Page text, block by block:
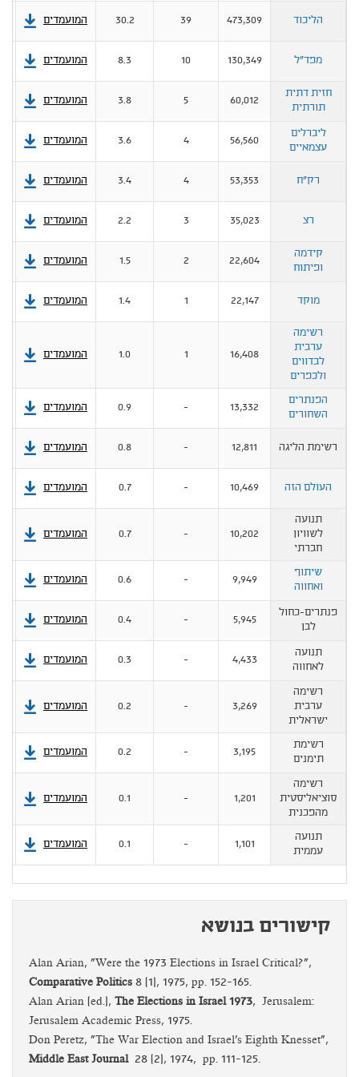
הליכוד 473,309
39
30.2 המועמדים
מפד"ל 130,349
10
8.3 המועמדים
חזית דתית
תורתית
60,012
5
3.8 המועמדים
ליברלים
עצמאיים
56,560
4
3.6 המועמדים
רק"ח 53,353
4
3.4 המועמדים
רצ 35,023
3
2.2 המועמדים
קידמה
ופיתוח
22,604
2
1.5 המועמדים
מוקד 22,147
1
1.4 המועמדים
רשימה
ערבית
לבדווים
ולכפרים
16,408
1
1.0 המועמדים
הפנתרים
השחורים
13,332
-
0.9 המועמדים
רשימת הליגה 12,811
-
0.8 המועמדים
העולם הזה 10,469
-
0.7 המועמדים
תנועה
לשוויון
חברתי
10,202
-
0.7 המועמדים
שיתוף
ואחווה
9,949
-
0.6 המועמדים
פנתרים-כחול
לבן
5,945
-
0.4 המועמדים
תנועה
לאחווה
4,433
-
0.3 המועמדים
רשימה
ערבית
ישראלית
3,269
-
0.2 המועמדים
רשימת
תימנים
3,195
-
0.2 המועמדים
רשימה
סוציאליסטית
מהפכנית
1,201
-
0.1 המועמדים
תנועה
עממית
1,101
-
0.1 המועמדים
קישורים בנושא
Alan Arian, "Were the 1973 Elections in Israel Critical?",
Comparative Politics 8 (1), 1975, pp. 152-165.
Alan Arian (ed.), The Elections in Israel 1973, Jerusalem:
Jerusalem Academic Press, 1975.
Don Peretz, "The War Election and Israel's Eighth Knesset",
Middle East Journal 28 (2), 1974, pp. 111-125.